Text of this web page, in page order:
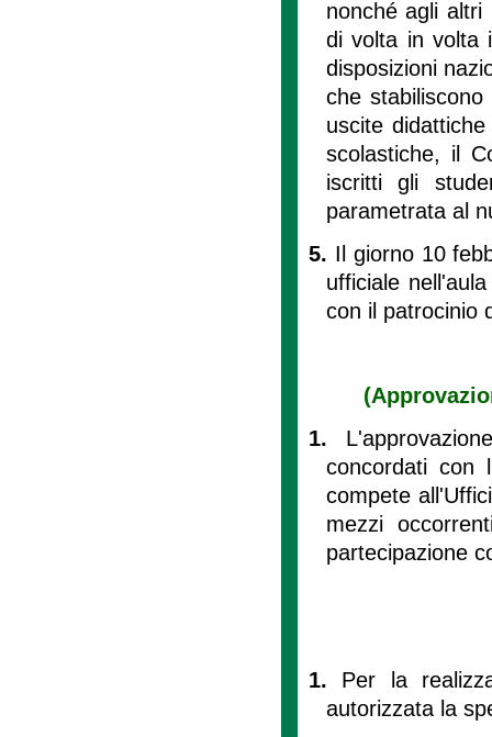
nonché agli altri
di volta in volta
disposizioni
che
uscite
scolastiche, il
iscritti gli
parametrata al
5. Il giorno 10
ufficiale
con il patrocinio
1.
concordati con
compete
mezzi
partecipazione
1. Per la
autorizzata la